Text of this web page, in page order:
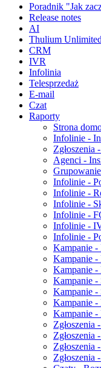
Poradnik "Jak
Release notes
AI
Thulium Unlimited
CRM
IVR
Infolinia
Telesprzedaż
E-mail
Czat
Raporty
Strona
Infolinie -
Zgłoszenia
Agenci -
Infolinie -
Infolinie -
Infolinie -
Infolinie -
Infolinie -
Infolinie -
Kampanie -
Kampanie -
Kampanie -
Kampanie -
Kampanie -
Kampanie
Kampanie -
Zgłoszenia
Zgłoszenia
Zgłoszenia
Zgłoszenia